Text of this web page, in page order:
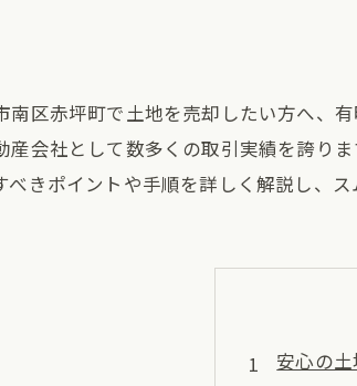
南区赤坪町で土地を売却したい方へ、
産会社として数多くの取引実績を誇り
べきポイントや手順を詳しく解説し、ス
安心の